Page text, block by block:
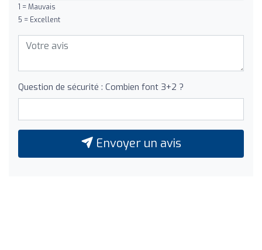
1 = Mauvais
5 = Excellent
Question de sécurité : Combien font 3+2 ?
Envoyer un avis